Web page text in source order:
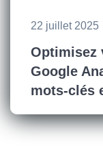
22 juillet 2025
Optimisez
Google
mots-clés